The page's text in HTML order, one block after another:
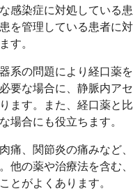
感染症に対処している患
を管理している患者に対
す。
系の問題により経口薬を
要な場合に、静脈内アセ
ます。また、経口薬と比
場合にも役立ちます。
痛、関節炎の痛みなど、
他の薬や治療法を含む、
とがよくあります。